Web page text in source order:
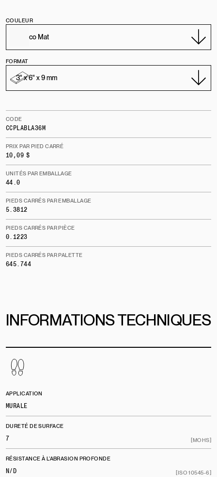
COULEUR
FORMAT
CODE
CCPLABLA36M
PRIX PAR PIED CARRÉ
10,09 $
UNITÉS PAR EMBALLAGE
44.0
PIEDS CARRÉS PAR EMBALLAGE
5.3812
PIEDS CARRÉS PAR PIÈCE
0.1223
PIEDS CARRÉS PAR PALETTE
645.744
INFORMATIONS TECHNIQUES
APPLICATION
MURALE
DURETÉ DE SURFACE
7
[MOHS]
RÉSISTANCE À L’ABRASION PROFONDE
N/D
[ISO 10545-6]